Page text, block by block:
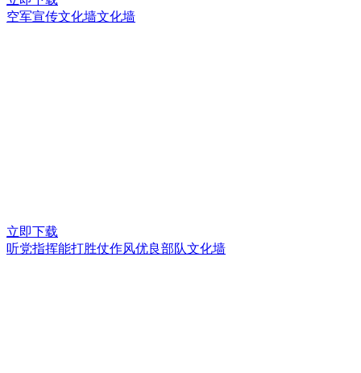
空军宣传文化墙文化墙
立即下载
听党指挥能打胜仗作风优良部队文化墙